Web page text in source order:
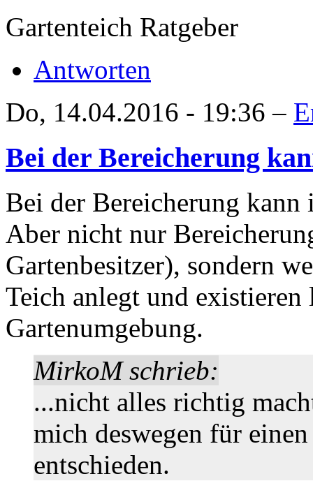
Gartenteich Ratgeber
Antworten
Do, 14.04.2016 - 19:36 –
Bei der Bereicherung
Bei der Bereicherung kann
Aber nicht nur
Gartenbesitzer), sondern
Teich anlegt und
Gartenumgebung.
MirkoM schrieb:
...nicht alles richtig
mich deswegen für
entschieden.